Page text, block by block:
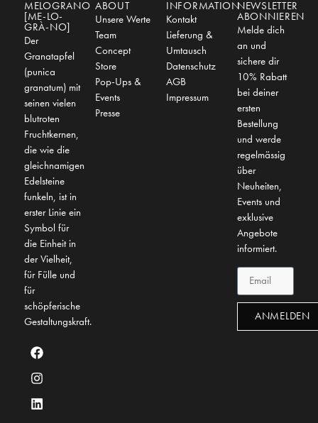
MELOGRANO
[ME-LO-
GRÀ-NO]
Der
Granatapfel
(punica
granatum) mit
seinen vielen
blutroten
Fruchtkernen,
die wie die
gleichnamigen
Edelsteine
funkeln, ist in
erster Linie ein
Symbol für
die Einheit in
der Vielheit,
für Fülle und
für
schöpferische
Gestaltungskraft.
ABOUT
Unsere Werte
Team
Concept
Store
Pop-Ups &
Events
Presse
INFORMATION
Kontakt
Lieferung &
Umtausch
Datenschutz
AGB
Impressum
NEWSLETTER
ABONNIEREN
Melde dich
an und
sichere dir
10% Rabatt
bei deiner
ersten
Bestellung
und werde
regelmässig
über
Neuheiten,
Events und
exklusive
Angebote
informiert.
ANMELDEN